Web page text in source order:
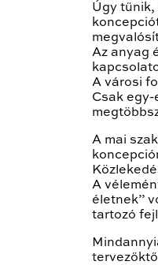
Úgy tűnik,
Az anyag
A városi
Csak
A mai
A
életnek”
tartozó